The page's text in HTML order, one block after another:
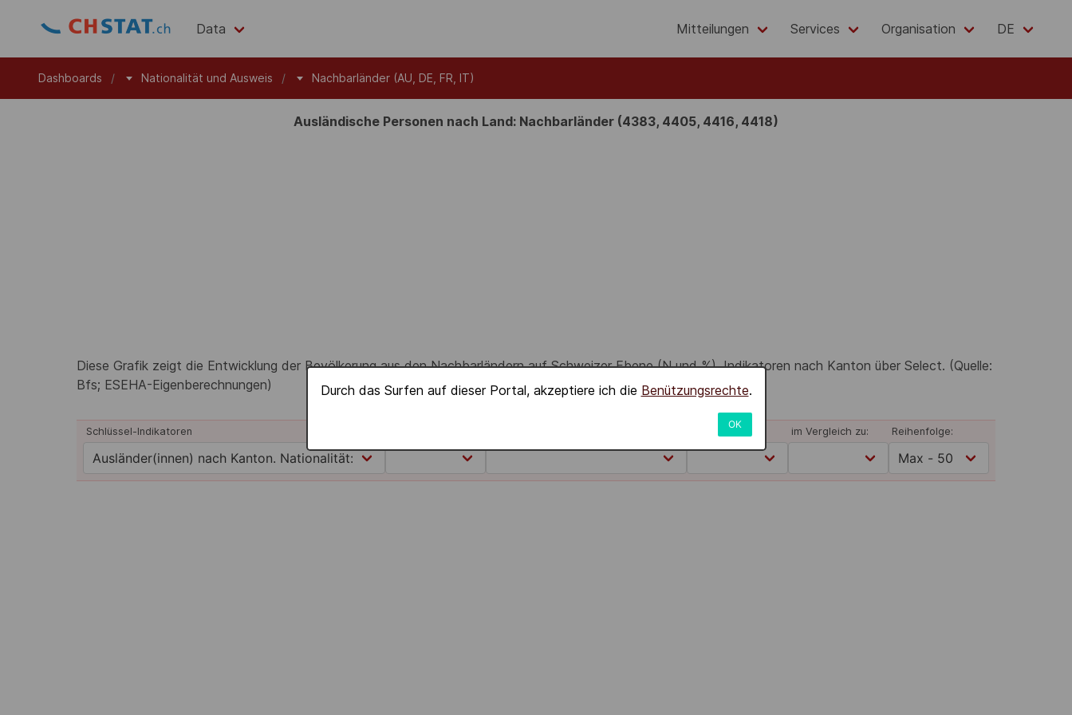
Data Mitteilungen Services Organisation DE
Dashboards Nationalität und Ausweis Nachbarländer (AU, DE, FR, IT)
Ausländische Personen nach Land: Nachbarländer (4383, 4405, 4416, 4418)
Diese Grafik zeigt die Entwicklung der Bevölkerung aus den Nachbarländern auf Schweizer Ebene (N und %). Indikatoren nach Kanton über Select. (Quelle:
Bfs; ESEHA-Eigenberechnungen)
Schlüssel-Indikatoren Jahr (von): im Vergleich zu: Reihenfolge:
Durch das Surfen auf dieser Portal, akzeptiere ich die Benützungsrechte.
OK